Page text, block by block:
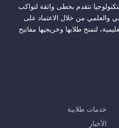
تتقدم بخطى واثقة لتواكب
والعلمي من خلال الاعتماد على
لتمنح طلابها وخريجيها مفاتيح
خدمات طلابية
الأخبار